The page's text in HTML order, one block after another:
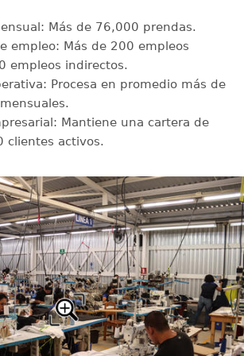
Más de 76,000 prendas.
empleo: Más de 200 empleos
empleos indirectos.
Procesa en promedio más de
Mantiene una cartera de
clientes activos.